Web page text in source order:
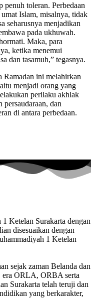
penuh toleran. Perbedaan
Islam, misalnya, tidak
seharusnya menjadikan
pada ukhuwah.
Maka, para
ketika menemui
dan tasamuh,” tegasnya.
Ramadan ini melahirkan
menjadi orang yang
perilaku akhlak
persaudaraan, dan
di antara perbedaan.
Ketelan Surakarta dengan
disesuaikan dengan
1 Ketelan
sejak zaman Belanda dan
era ORLA, ORBA serta
Surakarta telah teruji dan
yang berkarakter,